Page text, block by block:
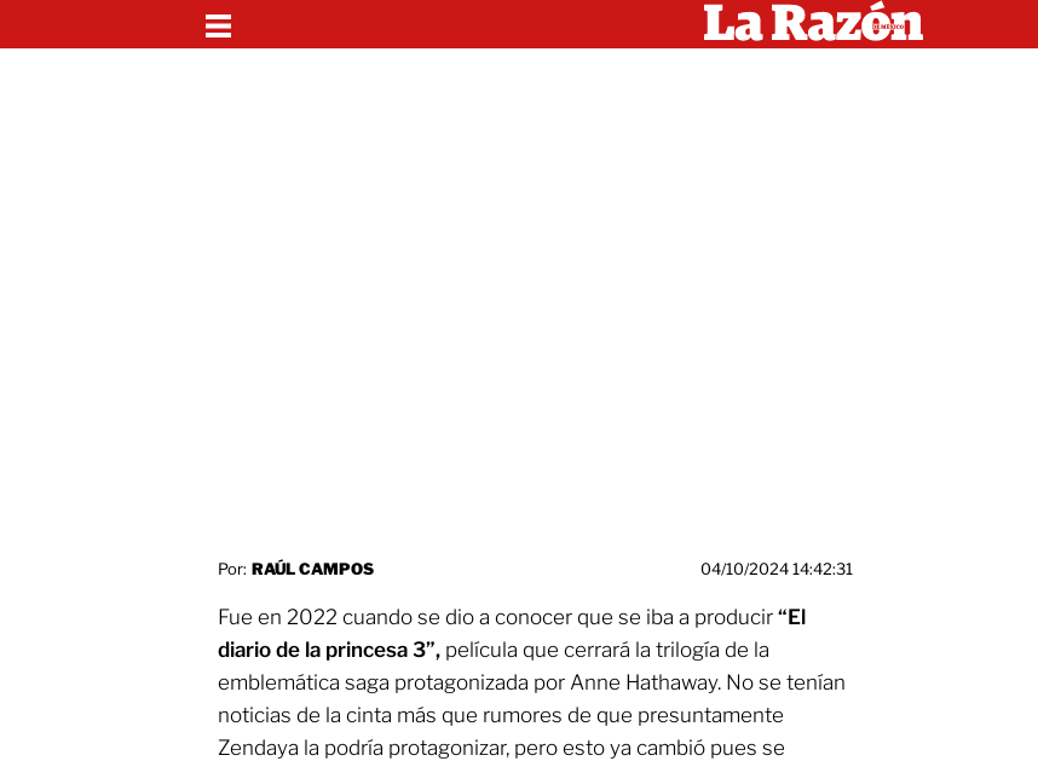
Por: RAÚL CAMPOS 04/10/2024 14:42:31
Fue en 2022 cuando se dio a conocer que se iba a producir “El
diario de la princesa 3”, película que cerrará la trilogía de la
emblemática saga protagonizada por Anne Hathaway. No se tenían
noticias de la cinta más que rumores de que presuntamente
Zendaya la podría protagonizar, pero esto ya cambió pues se